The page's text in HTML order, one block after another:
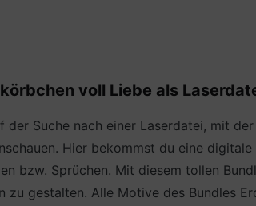
voll Liebe als
der Suche nach einer Laserdatei, mit
Hier bekommst du eine
bzw. Sprüchen. Mit diesem tollen
zu gestalten. Alle Motive des Bundles